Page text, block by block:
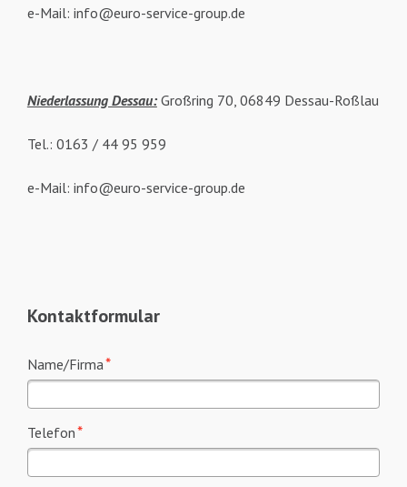
e-Mail: info@euro-service-group.de
Niederlassung Dessau: Großring 70, 06849 Dessau-Roßlau
Tel.: 0163 / 44 95 959
e-Mail: info@euro-service-group.de
Kontaktformular
Pflichtfeld
Name/Firma*
Pflichtfeld
Telefon*